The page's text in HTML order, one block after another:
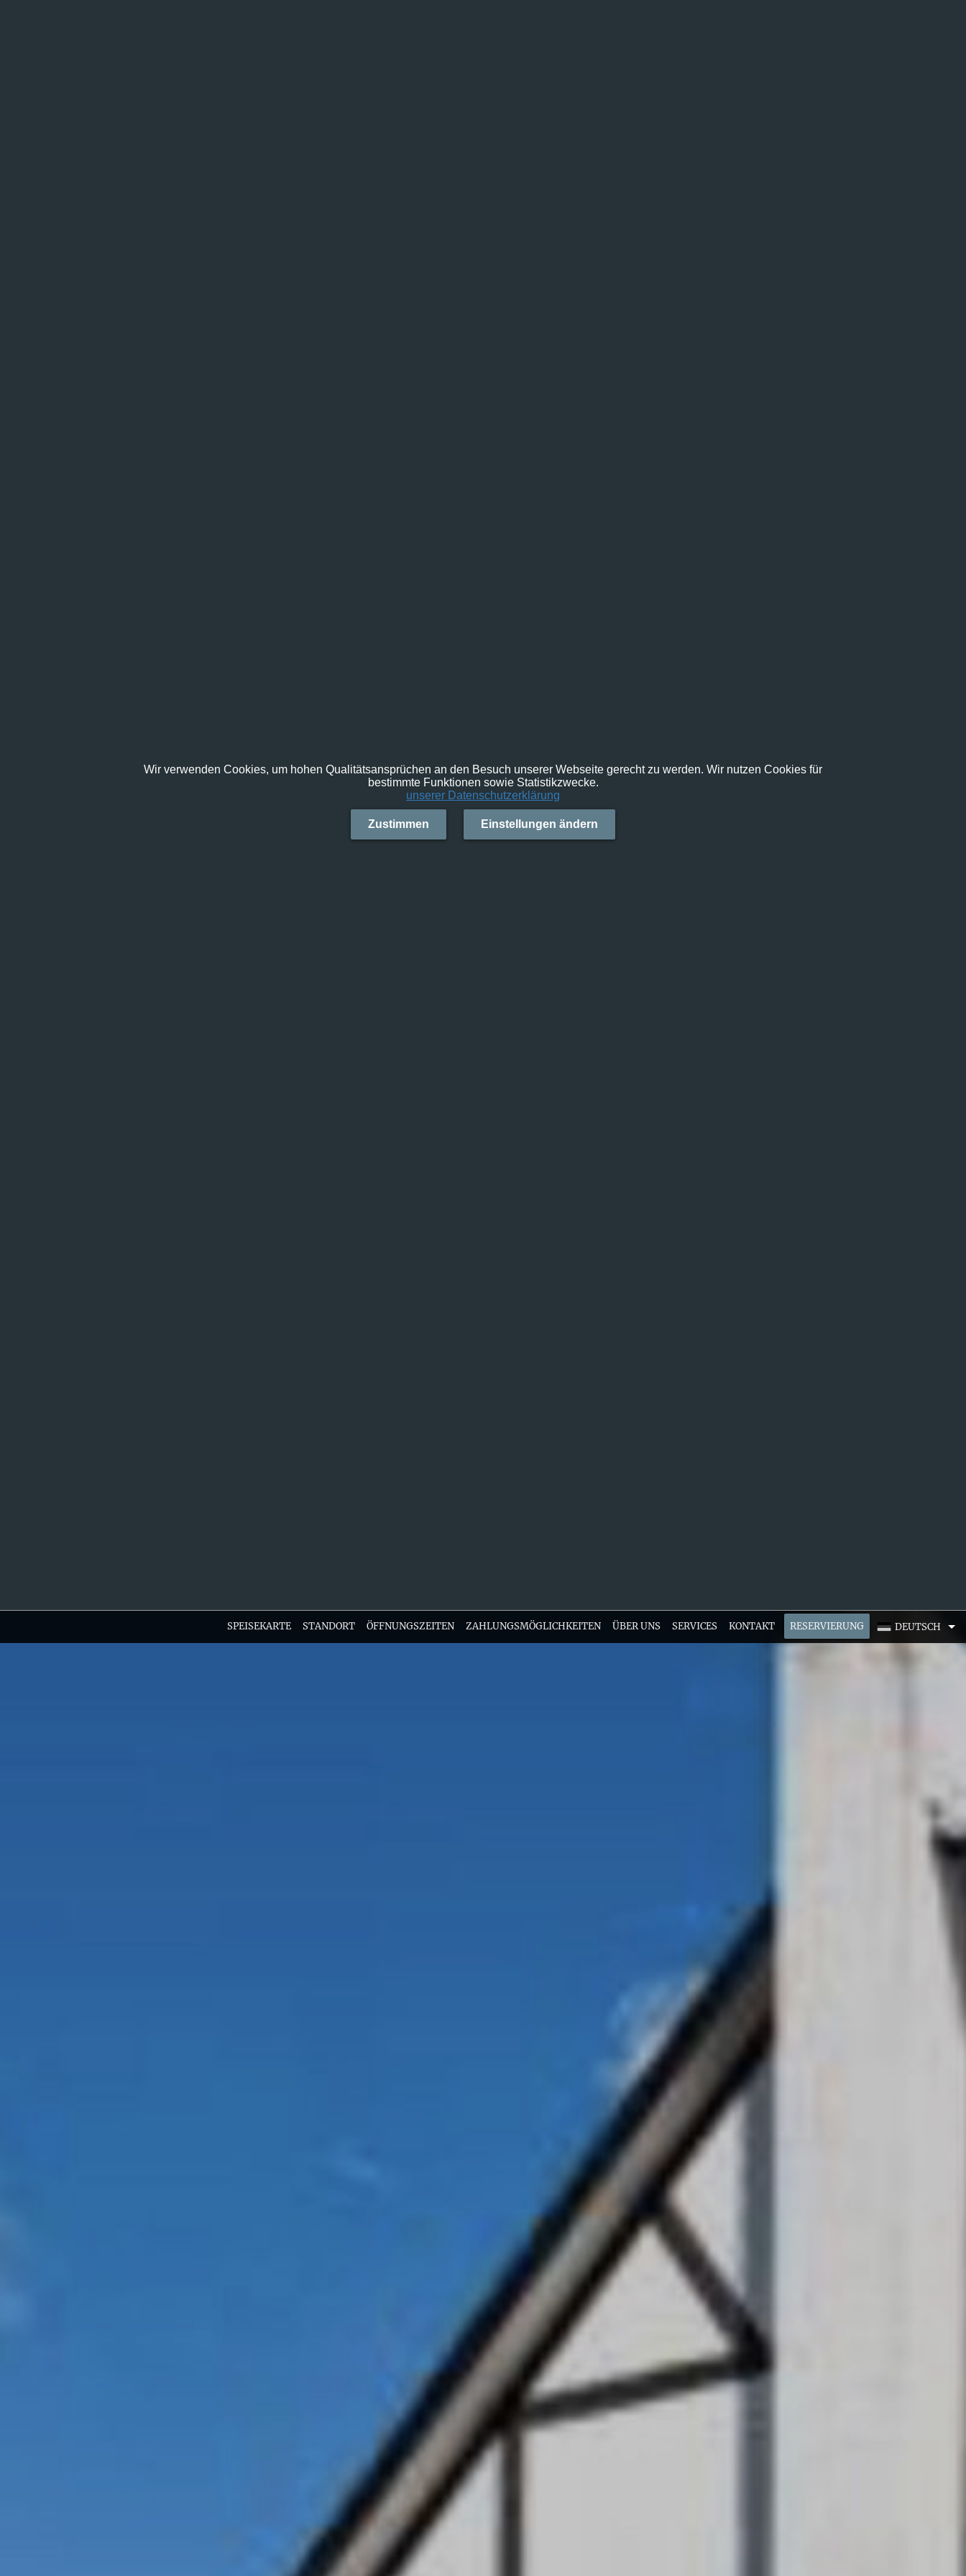
SPEISEKARTE STANDORT ÖFFNUNGSZEITEN ZAHLUNGSMÖGLICHKEITEN ÜBER UNS SERVICES KONTAKT RESERVIERUNG DEUTSCH
Wir verwenden Cookies, um hohen Qualitätsansprüchen an den Besuch unserer Webseite gerecht zu werden. Wir nutzen Cookies für
bestimmte Funktionen sowie Statistikzwecke.
unserer Datenschutzerklärung
Zustimmen Einstellungen ändern